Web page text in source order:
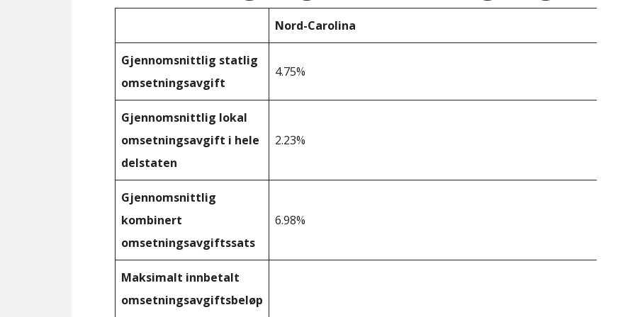
Nord-Carolina
Gjennomsnittlig statlig
omsetningsavgift
4.75%
Gjennomsnittlig lokal
omsetningsavgift i hele
delstaten
2.23%
Gjennomsnittlig
kombinert
omsetningsavgiftssats
6.98%
Maksimalt innbetalt
omsetningsavgiftsbeløp